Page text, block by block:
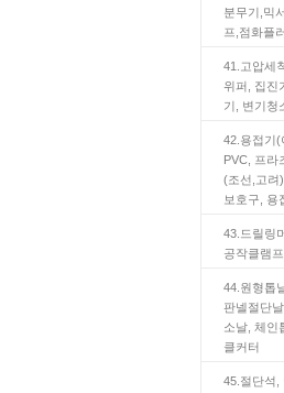
분무기,믹
프,점화플
41.고압세
위퍼, 집진
기, 변기청
42.용접기(
PVC, 프라
(조선,고려
보호구, 용
43.드릴링
공작클램
44.원형톱
판넬절단
소날, 체인
클커터
45.절단석,